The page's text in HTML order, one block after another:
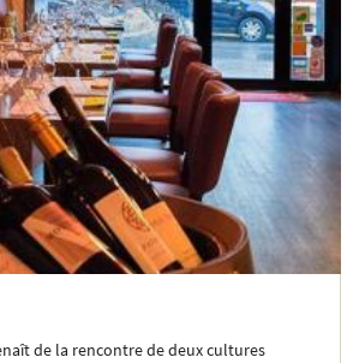
de la rencontre de deux cultures